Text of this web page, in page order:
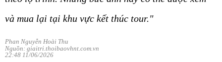
và mua lại tại khu vực kết thúc tour."
Phan Nguyễn Hoài Thu
Nguồn: giaitri.thoibaovhnt.com.vn
22:48 11/06/2026